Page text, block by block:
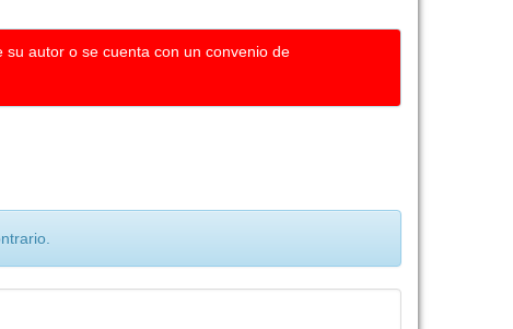
autor o se cuenta con un convenio de